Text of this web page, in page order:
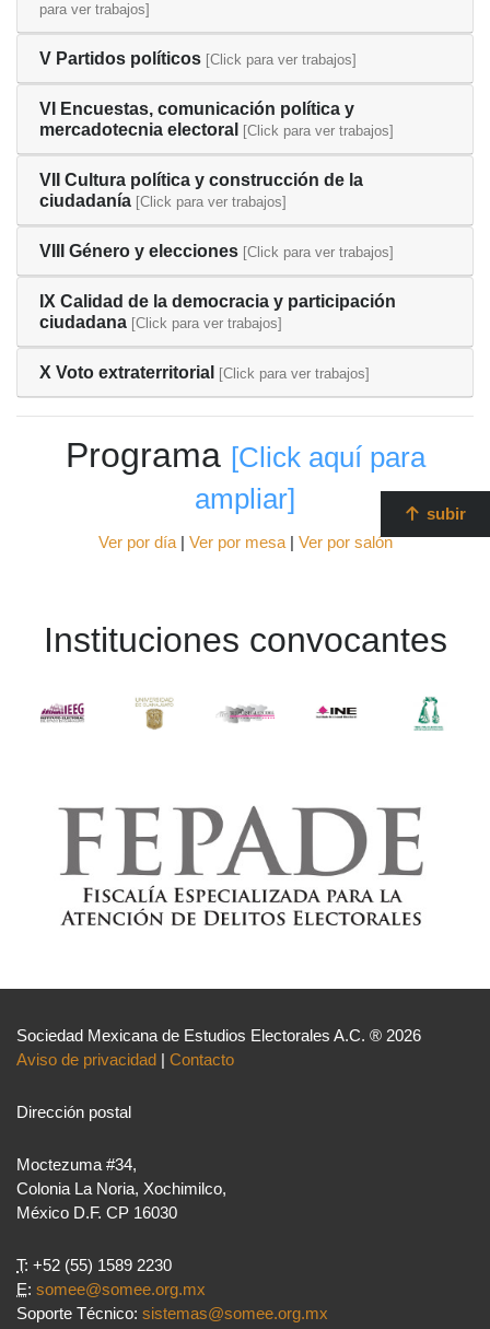
para ver trabajos]
V Partidos políticos [Click para ver trabajos]
VI Encuestas, comunicación política y
mercadotecnia electoral
[Click para ver trabajos]
VII Cultura política y construcción de la
ciudadanía [Click para ver trabajos]
VIII Género y elecciones [Click para ver trabajos]
IX Calidad de la democracia y participación
ciudadana [Click para ver trabajos]
X Voto extraterritorial [Click para ver trabajos]
Programa [Click aquí para
ampliar]
Ver por día| Ver por mesa| Ver por salón
Instituciones convocantes
subir
Sociedad Mexicana de Estudios Electorales A.C. ® 2026
Aviso de privacidad | Contacto
Dirección postal
Moctezuma #34,
Colonia La Noria, Xochimilco,
México D.F. CP 16030
T: +52 (55) 1589 2230
E: somee@somee.org.mx
Soporte Técnico: sistemas@somee.org.mx